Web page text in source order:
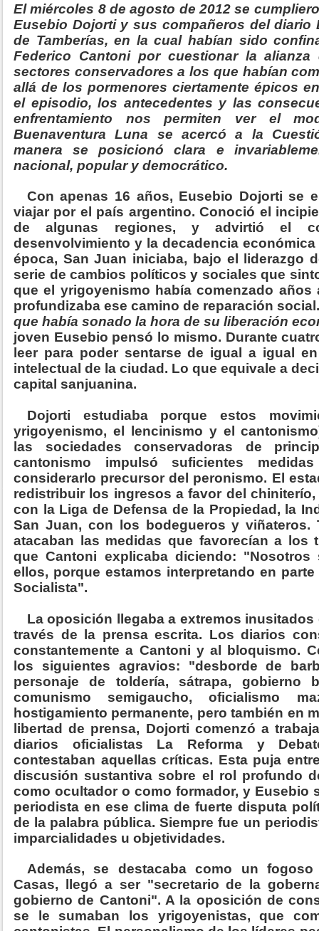
El miércoles 8 de agosto de 2012 se
Eusebio Dojorti y sus compañeros del diario
de Tamberías, en la cual habían sido
Federico Cantoni por cuestionar la
sectores conservadores a los que habían
allá de los pormenores ciertamente épicos
el episodio, los antecedentes y las
enfrentamiento nos permiten ver el
Buenaventura Luna se acercó a la
manera se posicionó clara e
nacional, popular y democrático.
Con apenas 16 años, Eusebio Dojorti se
viajar por el país argentino. Conoció el
de algunas regiones, y advirtió el
desenvolvimiento y la decadencia
época, San Juan iniciaba, bajo el liderazgo
serie de cambios políticos y sociales que
que el yrigoyenismo había comenzado años
profundizaba ese camino de reparación
que había sonado la hora de su liberación
joven Eusebio pensó lo mismo. Durante
leer para poder sentarse de igual a igual
intelectual de la ciudad. Lo que equivale a
capital sanjuanina.
Dojorti estudiaba porque estos
yrigoyenismo, el lencinismo y el
las sociedades conservadoras de
cantonismo impulsó suficientes
considerarlo precursor del peronismo. El
redistribuir los ingresos a favor del
con la Liga de Defensa de la Propiedad, la
San Juan, con los bodegueros y viñateros.
atacaban las medidas que favorecían a los
que Cantoni explicaba diciendo:
ellos, porque estamos interpretando en
Socialista".
La oposición llegaba a extremos
través de la prensa escrita. Los diarios
constantemente a Cantoni y al bloquismo.
los siguientes agravios: "desborde de
personaje de toldería, sátrapa, gobierno
comunismo semigaucho, oficialismo
hostigamiento permanente, pero también en
libertad de prensa, Dojorti comenzó a
diarios oficialistas La Reforma y
contestaban aquellas críticas. Esta puja
discusión sustantiva sobre el rol profundo
como ocultador o como formador, y Eusebio
periodista en ese clima de fuerte disputa
de la palabra pública. Siempre fue un
imparcialidades u objetividades.
Además, se destacaba como un
Casas, llegó a ser "secretario de la
gobierno de Cantoni". A la oposición de
se le sumaban los yrigoyenistas, que